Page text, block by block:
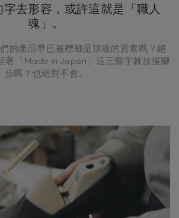
去形容，或許這就是「職人
魂」。
的產品早已被標籤是頂級的質素嗎？絕
著「Made in Japan」這三個字就放慢腳
步嗎？也絕對不會。